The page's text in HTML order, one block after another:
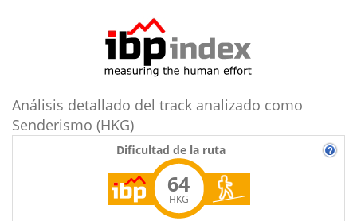
Análisis detallado del track analizado como
Senderismo (HKG)
Dificultad de la ruta
64
HKG